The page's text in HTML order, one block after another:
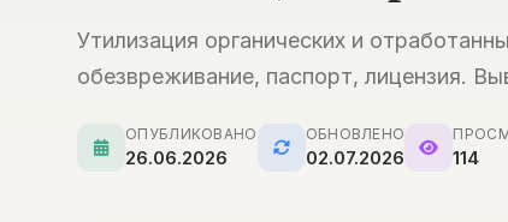
Утилизация органических и
обезвреживание, паспорт, лицензия.
ОПУБЛИКОВАНО
26.06.2026
ОБНОВЛЕНО
02.07.2026 114